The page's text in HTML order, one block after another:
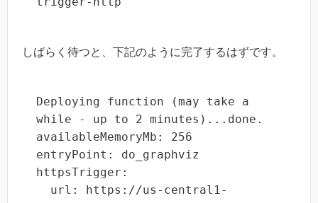
しばらく待つと、下記のように完了するはずです。
Deploying function (may take a
while - up to 2 minutes)...done.
availableMemoryMb: 256
entryPoint: do_graphviz
httpsTrigger: